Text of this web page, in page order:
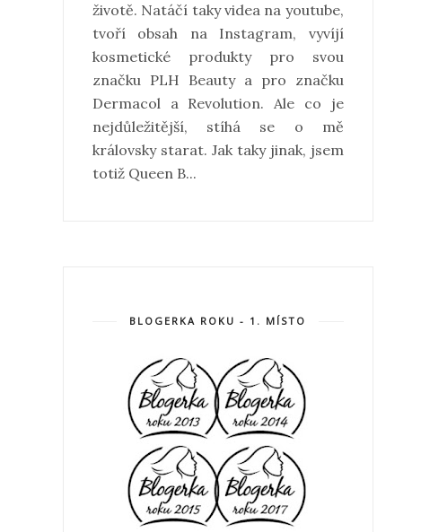
životě. Natáčí taky videa na youtube,
tvoří obsah na Instagram, vyvíjí
kosmetické produkty pro svou
značku PLH Beauty a pro značku
Dermacol a Revolution. Ale co je
nejdůležitější, stíhá se o mě
královsky starat. Jak taky jinak, jsem
totiž Queen B...
BLOGERKA ROKU - 1. MÍSTO